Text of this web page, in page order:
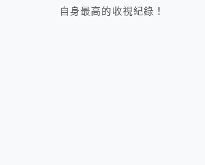
自身最高的收視紀錄！